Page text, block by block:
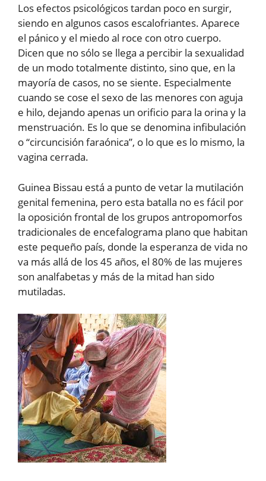
Los efectos psicológicos tardan poco en surgir,
siendo en algunos casos escalofriantes. Aparece
el pánico y el miedo al roce con otro cuerpo.
Dicen que no sólo se llega a percibir la sexualidad
de un modo totalmente distinto, sino que, en la
mayoría de casos, no se siente. Especialmente
cuando se cose el sexo de las menores con aguja
e hilo, dejando apenas un orificio para la orina y la
menstruación. Es lo que se denomina infibulación
o “circuncisión faraónica”, o lo que es lo mismo, la
vagina cerrada.
Guinea Bissau está a punto de vetar la mutilación
genital femenina, pero esta batalla no es fácil por
la oposición frontal de los grupos antropomorfos
tradicionales de encefalograma plano que habitan
este pequeño país, donde la esperanza de vida no
va más allá de los 45 años, el 80% de las mujeres
son analfabetas y más de la mitad han sido
mutiladas.